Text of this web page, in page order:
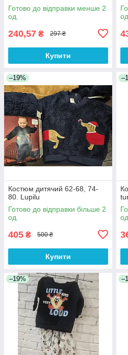
Готово до відправки менше 2
од.
240,57 ₴ 297 ₴
Купити
од.
–19%
Костюм дитячий 62-68, 74-
80. Lupilu
Готово до відправки більше 2
од.
405 ₴ 500 ₴
Купити
од.
–19%